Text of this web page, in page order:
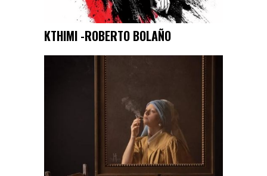
KTHIMI -ROBERTO BOLAÑO